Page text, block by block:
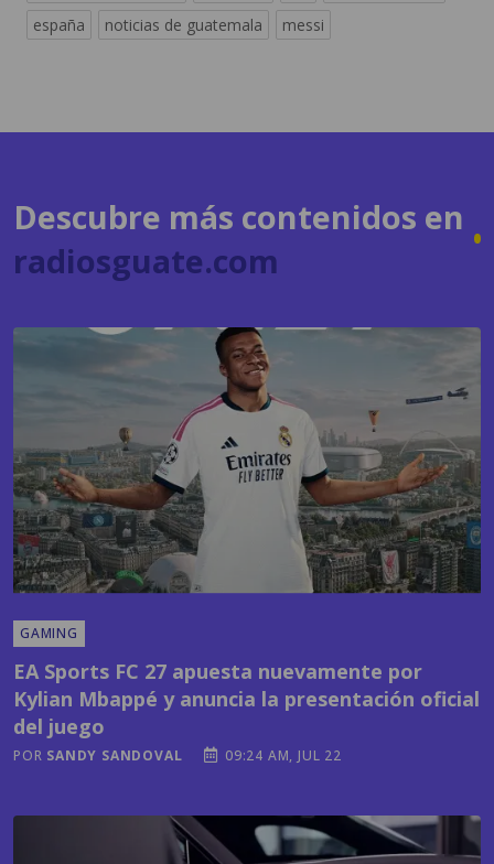
radiosguate.com
GAMING
Kylian Mbappé y anuncia la presentación oficial
del juego
PORSANDY SANDOVAL 09:24 AM, JUL 22